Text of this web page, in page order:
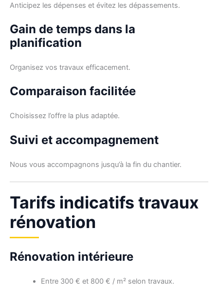
Anticipez les dépenses et évitez les dépassements.
Gain de temps dans la
planification
Organisez vos travaux efficacement.
Comparaison facilitée
Choisissez l’offre la plus adaptée.
Suivi et accompagnement
Nous vous accompagnons jusqu’à la fin du chantier.
Tarifs indicatifs travaux
rénovation
Rénovation intérieure
Entre 300 € et 800 € / m² selon travaux.